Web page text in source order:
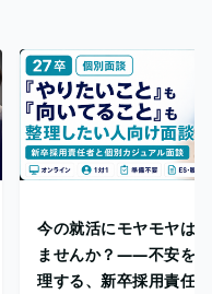
今の就活にモヤモヤは
ませんか？——不安を
理する、新卒採用責任